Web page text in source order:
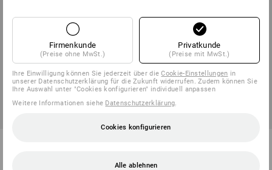
Firmenkunde
(Preise ohne MwSt.)
Privatkunde
(Preise mit MwSt.)
Ihre Einwilligung können Sie jederzeit über dieCookie-Einstellungen in
unserer Datenschutzerklärung für die Zukunft widerrufen. Zudem können Sie
Ihre Auswahl unter "Cookies konfigurieren" individuell anpassen
Weitere Informationen siehe Datenschutzerklärung.
Cookies konfigurieren
Alle ablehnen